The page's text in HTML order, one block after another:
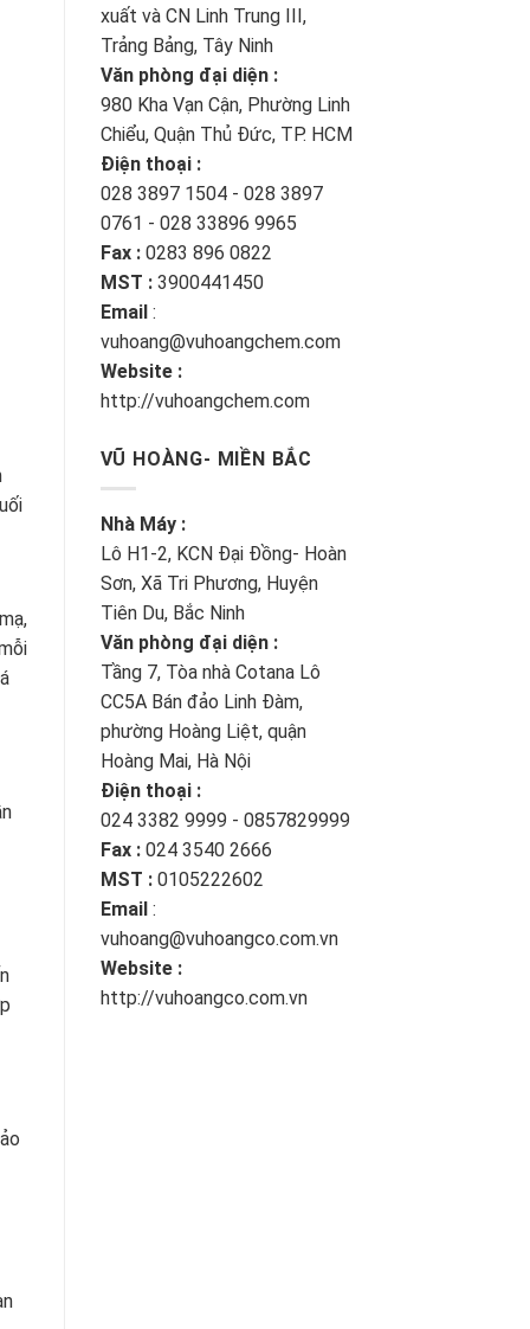
xuất và CN Linh Trung III,
Trảng Bảng, Tây Ninh
Văn phòng đại diện :
980 Kha Vạn Cận, Phường Linh
Chiểu, Quận Thủ Đức, TP. HCM
Điện thoại :
028 3897 1504 - 028 3897
0761 - 028 33896 9965
Fax : 0283 896 0822
MST : 3900441450
Email :
vuhoang@vuhoangchem.com
Website :
http://vuhoangchem.com
VŨ HOÀNG- MIỀN BẮC
Nhà Máy :
Lô H1-2, KCN Đại Đồng- Hoàn
Sơn, Xã Tri Phương, Huyện
Tiên Du, Bắc Ninh
Văn phòng đại diện :
Tầng 7, Tòa nhà Cotana Lô
CC5A Bán đảo Linh Đàm,
phường Hoàng Liệt, quận
Hoàng Mai, Hà Nội
Điện thoại :
024 3382 9999 - 0857829999
Fax : 024 3540 2666
MST : 0105222602
Email :
vuhoang@vuhoangco.com.vn
Website :
http://vuhoangco.com.vn